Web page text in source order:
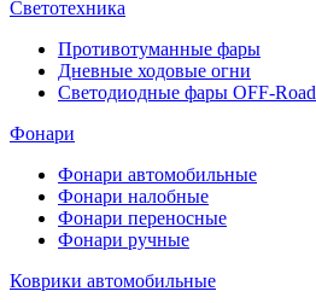
Светотехника
Противотуманные фары
Дневные ходовые огни
Светодиодные фары OFF-Road
Фонари
Фонари автомобильные
Фонари налобные
Фонари переносные
Фонари ручные
Коврики автомобильные